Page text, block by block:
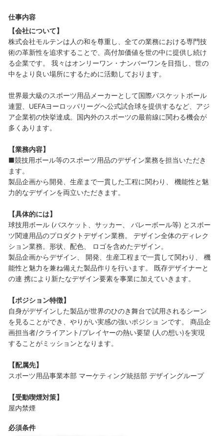
仕事内容
【会社について】
株式会社モルテンは人の和を尊重し、全ての業務における専門技
術の革新性を追求することで、高付加価値を世の中に提供し続け
る企業です。 我々はオンリーワン・ナンバーワンを目指し、世の
中をより良い場所にするために活動しております。
世界最大級のスポーツ用品メーカーとして国際バスケットボール
連盟、UEFAヨーロッパリーグへ公式試合球を提供するなど、アジ
ア企業初の快挙達成。国内外のスポーツの最前線に関わる機会が
多くあります。
【業務内容】
■競技用ボール等のスポーツ用品のデザイン業務を担当いただき
ます。
製品企画から開発、生産まで一貫した工程に関わり、 機能性と魅
力的なデザインを両立いただきます。
【具体的には】
球技用ボール (バスケット、サッカー、 バレーボール等) とスポー
ツ関連用品のプロダクトデザイン業務。 デザイン全体のディレク
ション業務。形状、配色、 ロゴを含めたデザイン。
製品企画からデザイン、 開発、生産工程まで一貫して関わり、 機
能性と魅力を兼ね備えた製品作りを行います。 既存デザイナーと
の連 携により新たなデザイン要素を事業に加えていきます。
【ポジション特徴】
自身がデザインした製品が世界のひのき舞台で試用されるシーン
を見ることができ、やりがい実感の強いポジショ ンです。 商品企
画担当者/クライアント/プレイヤーの熱い要望 (人の想い)を実現
することがミッションとなります。
【配属先】
スポーツ用品事業本部 マーケティング統括部 デザイングループ
【受動喫煙対策】
屋内禁煙
必須条件